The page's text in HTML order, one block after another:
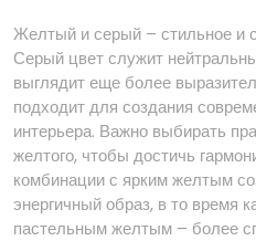
Желтый и серый – стильное и
Серый цвет служит
выглядит еще более
подходит для создания
интерьера. Важно выбирать
желтого, чтобы достичь
комбинации с ярким желтым
энергичный образ, в то время
пастельным желтым – более